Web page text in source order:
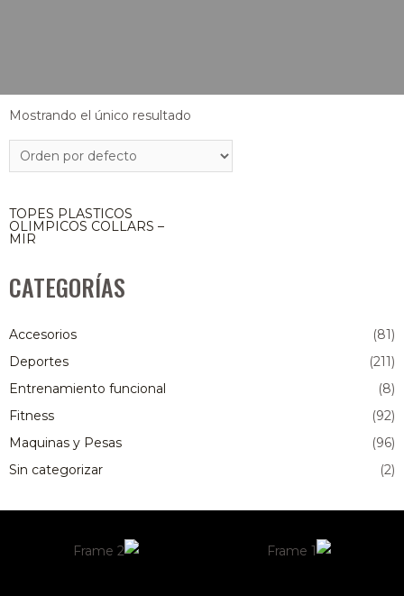
CATEGORÍAS
Accesorios
(81)
Deportes
(211)
Entrenamiento funcional
(8)
Fitness
(92)
Maquinas y Pesas
(96)
Sin categorizar
(2)
Mostrando el único resultado
TOPES PLASTICOS
OLIMPICOS COLLARS –
MIR